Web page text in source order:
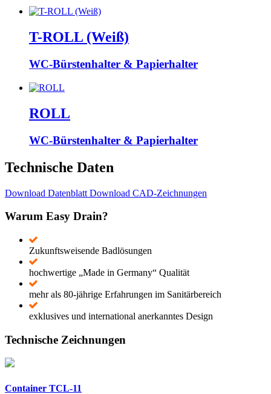
T-ROLL (Weiß)
WC-Bürstenhalter & Papierhalter
ROLL
WC-Bürstenhalter & Papierhalter
Technische Daten
Download Datenblatt Download CAD-Zeichnungen
Warum Easy Drain?
Zukunftsweisende Badlösungen
hochwertige „Made in Germany“ Qualität
mehr als 80-jährige Erfahrungen im Sanitärbereich
exklusives und international anerkanntes Design
Technische Zeichnungen
Container TCL-11